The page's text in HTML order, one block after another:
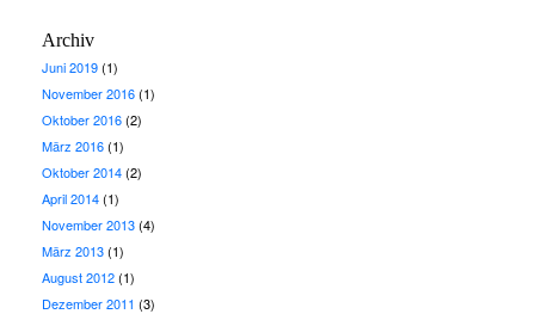
Archiv
Juni 2019(1)
November 2016(1)
Oktober 2016(2)
März 2016(1)
Oktober 2014(2)
April 2014(1)
November 2013(4)
März 2013(1)
August 2012(1)
Dezember 2011 (3)